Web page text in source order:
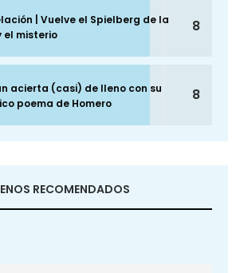
| Vuelve el Spielberg de la
el misterio
8
acierta (casi) de lleno con su
poema de Homero
8
RECOMENDADOS